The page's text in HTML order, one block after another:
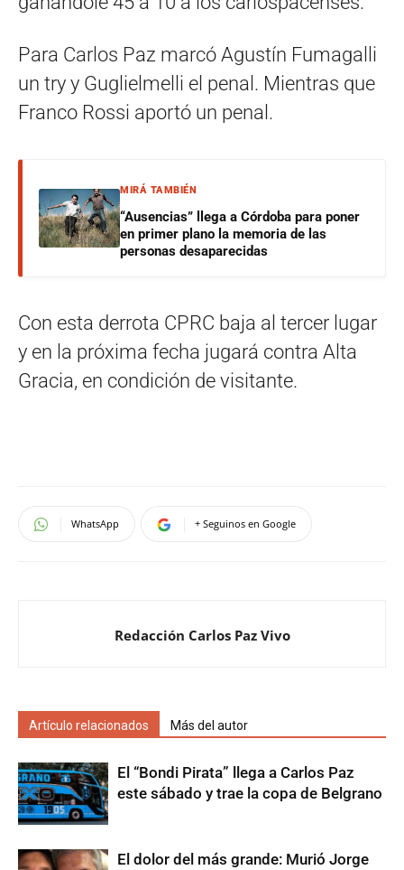
Para Carlos Paz marcó Agustín Fumagalli
un try y Guglielmelli el penal. Mientras que
Franco Rossi aportó un penal.
MIRÁ TAMBIÉN
“Ausencias” llega a Córdoba para poner
en primer plano la memoria de las
personas desaparecidas
Con esta derrota CPRC baja al tercer lugar
y en la próxima fecha jugará contra Alta
Gracia, en condición de visitante.
WhatsApp + Seguinos en Google
Redacción Carlos Paz Vivo
Artículo relacionados Más del autor
El “Bondi Pirata” llega a Carlos Paz
este sábado y trae la copa de Belgrano
El dolor del más grande: Murió Jorge